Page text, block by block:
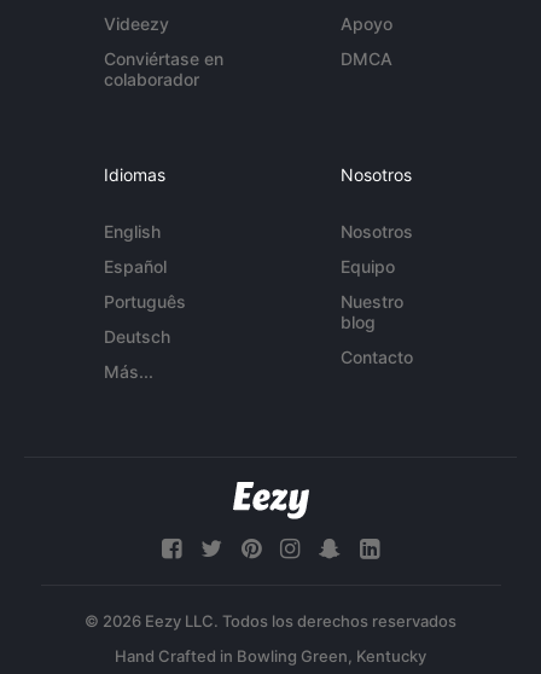
Videezy
Conviértase en
colaborador
Apoyo
DMCA
Idiomas
English
Español
Português
Deutsch
Más...
Nosotros
Nosotros
Equipo
Nuestro
blog
Contacto
© 2026 Eezy LLC. Todos los derechos reservados